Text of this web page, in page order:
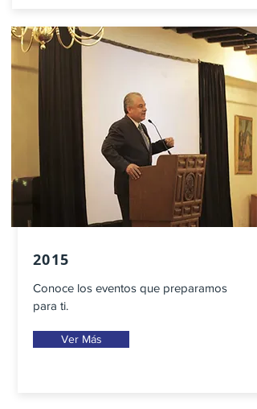
2015
Conoce los eventos que preparamos
para ti.
Ver Más